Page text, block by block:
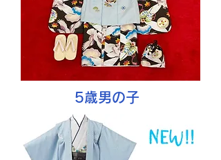
5歳男の子